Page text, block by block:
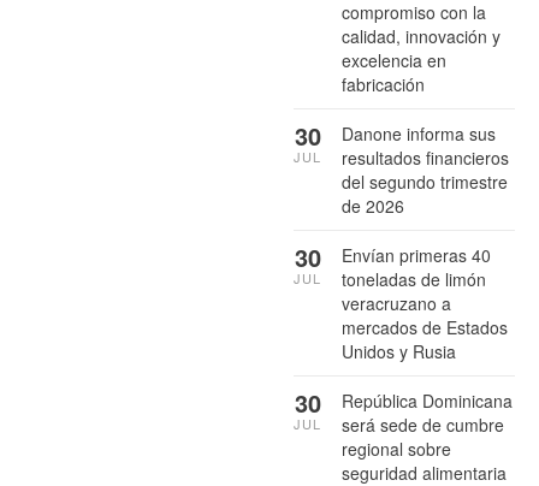
compromiso con la
calidad, innovación y
excelencia en
fabricación
Danone informa sus
resultados financieros
del segundo trimestre
de 2026
30
JUL
Envían primeras 40
toneladas de limón
veracruzano a
mercados de Estados
Unidos y Rusia
30
JUL
República Dominicana
será sede de cumbre
regional sobre
seguridad alimentaria
30
JUL